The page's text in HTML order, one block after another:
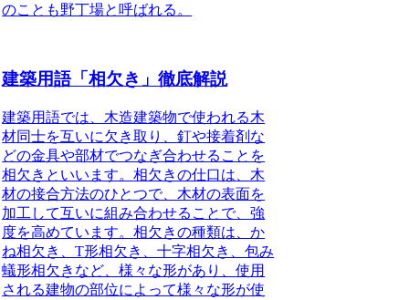
のことも野丁場と呼ばれる。
建築用語「相欠き」徹底解説
建築用語では、木造建築物で使われる木
材同士を互いに欠き取り、釘や接着剤な
どの金具や部材でつなぎ合わせること を
相欠きといいます。相欠きの仕口は、木
材の接合方法のひとつで、木材の表面を
加工して互いに組み合わせることで、強
度を高めています。相欠きの種類は、か
ね相欠き、T形相欠き、十字相欠き、包み
蟻形相欠きなど、様々な形があり、使用
される建物の部位によって様々な形が使